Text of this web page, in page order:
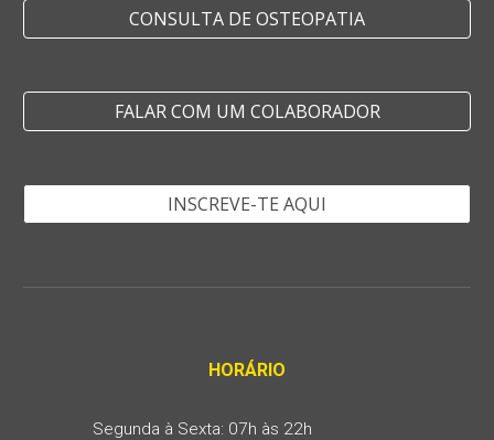
CONSULTA DE OSTEOPATIA
FALAR COM UM COLABORADOR
INSCREVE-TE AQUI
HORÁRIO
Segunda à Sexta: 07h às 22h